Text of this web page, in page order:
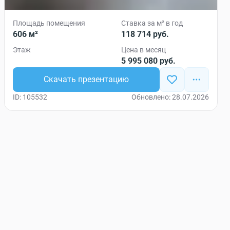
Площадь помещения
606 м²
Ставка за м² в год
118 714 руб.
Этаж Цена в месяц
5 995 080 руб.
Скачать презентацию
ID: 105532 Обновлено: 28.07.2026